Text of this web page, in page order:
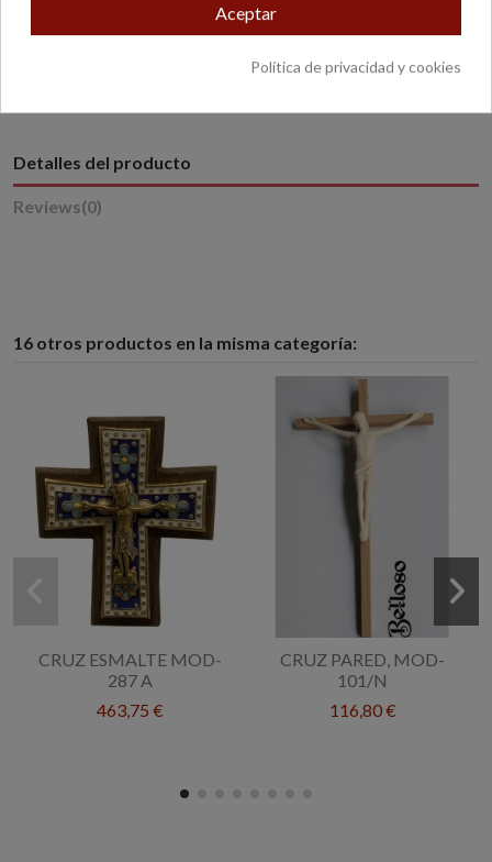
* Excepto productos con peso o dimensiones especiales.
Detalles del producto
Reviews(0)
16 otros productos en la misma categoría:
CRUZ ESMALTE MOD-
287 A
463,75 €
CRUZ PARED, MOD-
101/N
116,80 €
Aceptar
Política de privacidad y cookies